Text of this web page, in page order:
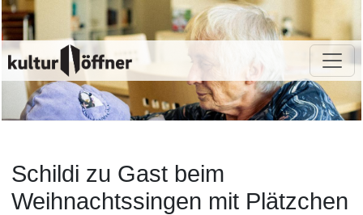
Schildi zu Gast beim
Weihnachtssingen mit Plätzchen